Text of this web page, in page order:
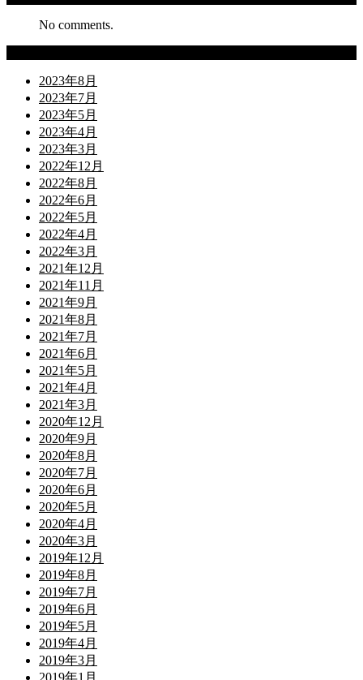
No comments.
2023年8月
2023年7月
2023年5月
2023年4月
2023年3月
2022年12月
2022年8月
2022年6月
2022年5月
2022年4月
2022年3月
2021年12月
2021年11月
2021年9月
2021年8月
2021年7月
2021年6月
2021年5月
2021年4月
2021年3月
2020年12月
2020年9月
2020年8月
2020年7月
2020年6月
2020年5月
2020年4月
2020年3月
2019年12月
2019年8月
2019年7月
2019年6月
2019年5月
2019年4月
2019年3月